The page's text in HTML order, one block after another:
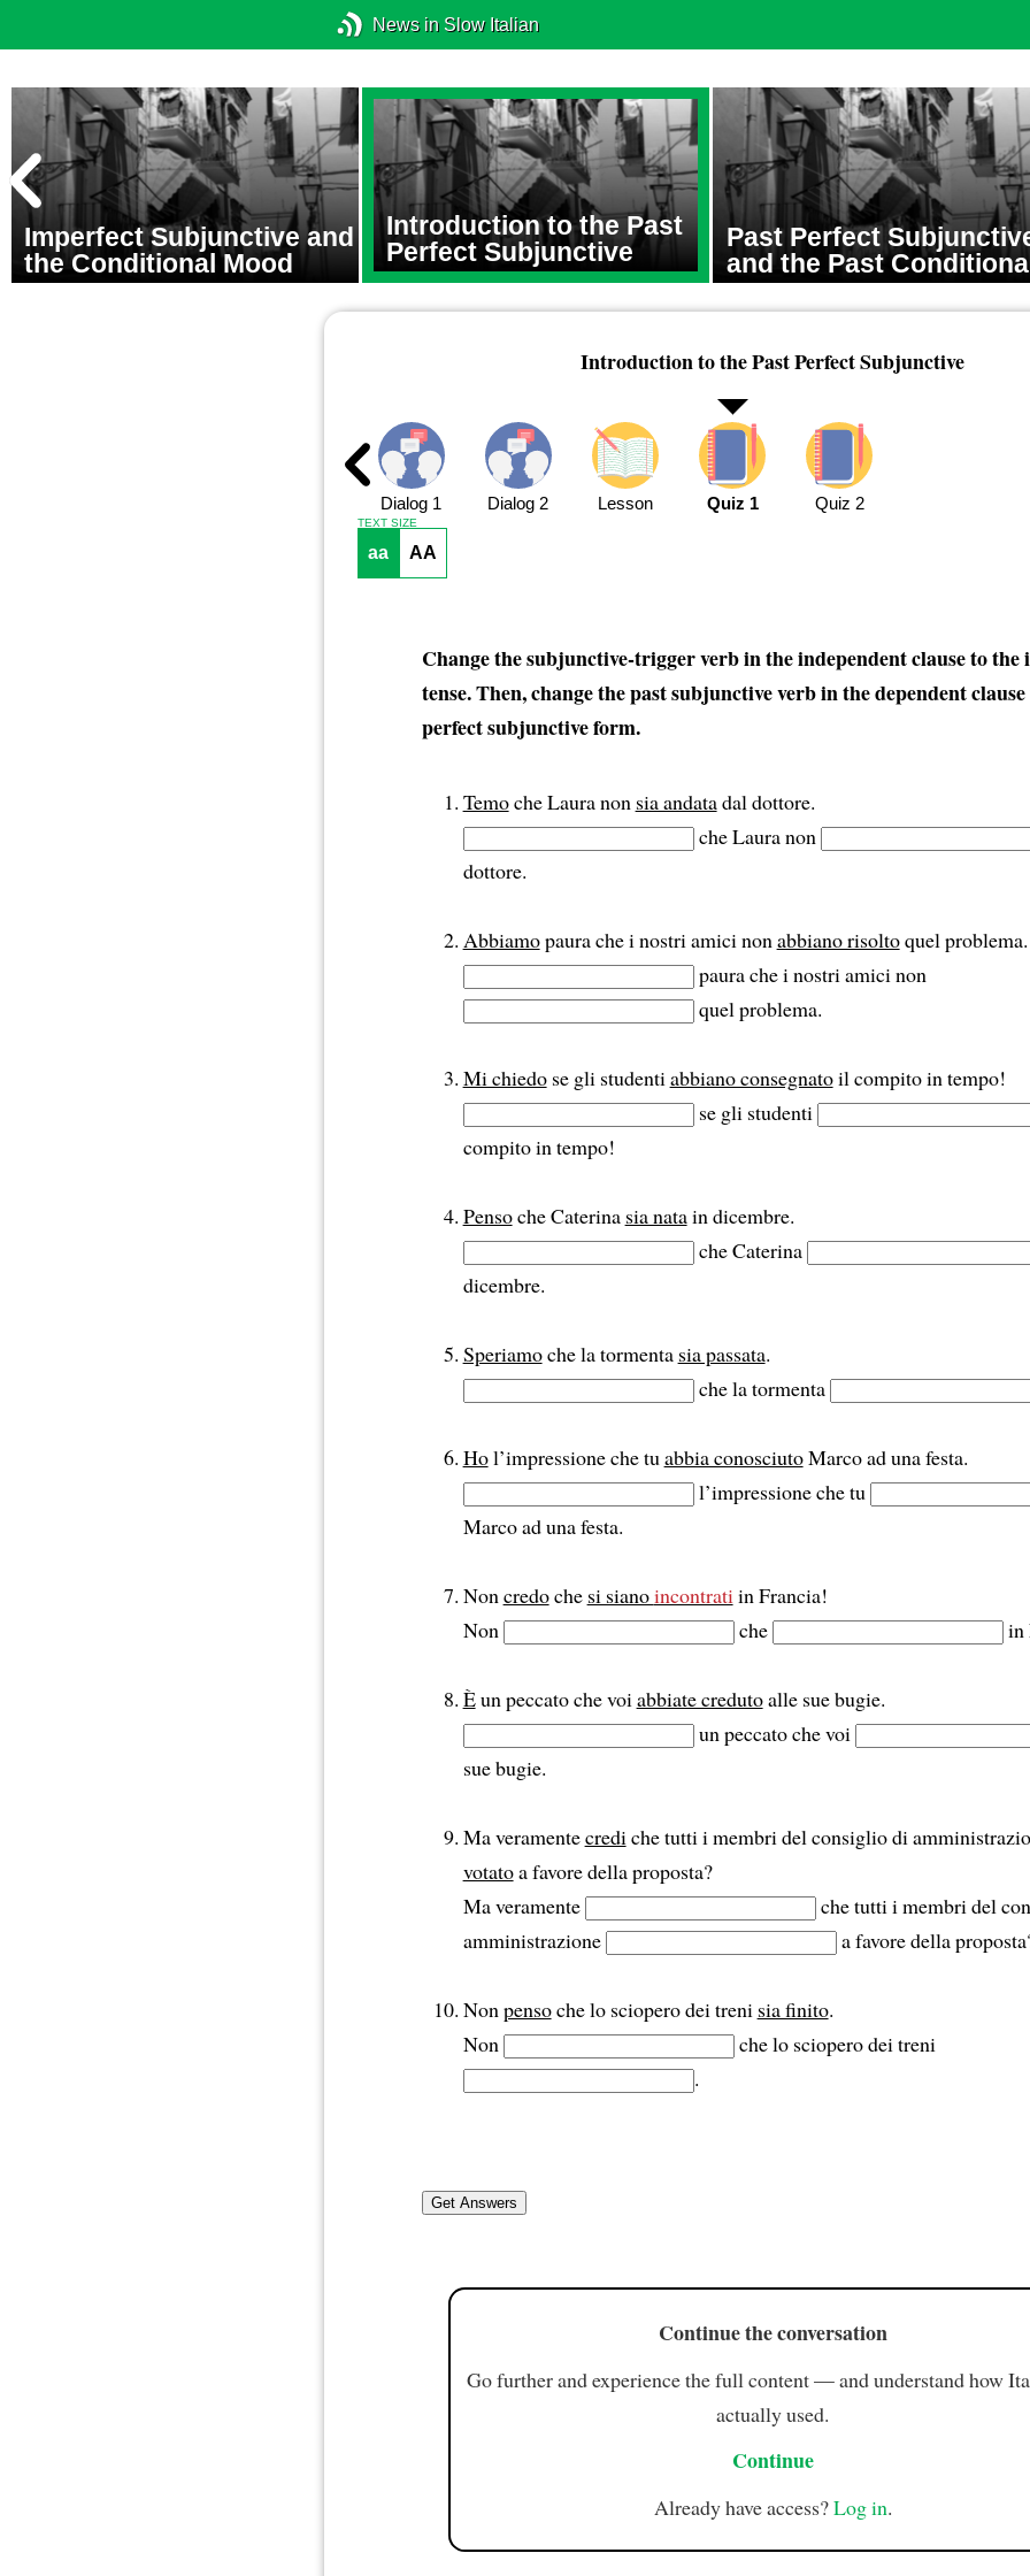
News in Slow Italian
Imperfect Subjunctive and
the Conditional Mood
Introduction to the Past
Perfect Subjunctive
Past Perfect
and the Past
Introduction to the Past Perfect Subjunctive
Dialog 1 Dialog 2 Lesson Quiz 1 Quiz 2
TEXT SIZE
aa AA
Change the subjunctive-trigger verb in the independent clause to the
tense. Then, change the past subjunctive verb in the dependent
perfect subjunctive form.
Temoche Laura non sia andatadal dottore.
che Laura non
dottore.
Abbiamopaura che i nostri amici nonabbiano risoltoquel problema.
paura che i nostri amici non
quel problema.
Mi chiedose gli studentiabbiano consegnatoil compito in tempo!
se gli studenti
compito in tempo!
Pensoche Caterina sia natain dicembre.
che Caterina
dicembre.
Speriamoche la tormenta sia passata.
che la tormenta
Hol’impressione che tuabbia conosciutoMarco ad una festa.
l’impressione che tu
Marco ad una festa.
Noncredoche si sianoincontratiin Francia!
Non
che in
Èun peccato che voiabbiate credutoalle sue bugie.
un peccato che voi
sue bugie.
Ma veramentecrediche tutti i membri del consiglio di
votatoa favore della proposta?
Ma veramente
che tutti i membri del
amministrazione
a favore della
Nonpensoche lo sciopero dei treni sia finito.
Non
che lo sciopero dei treni
.
Continue the conversation
Go further and experience the full content — and understand how
actually used.
Continue
Already have access?Log in.